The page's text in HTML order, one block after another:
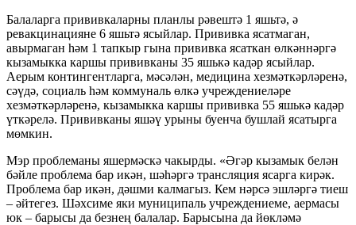
Балаларга прививкаларны планлы рәвештә 1 яшьтә, ә
ревакцинацияне 6 яшьтә ясыйлар. Прививка ясатмаган,
авырмаган һәм 1 тапкыр гына прививка ясаткан өлкәннәргә
кызамыкка каршы прививканы 35 яшькә кадәр ясыйлар.
Аерым контингентларга, мәсәлән, медицина хезмәткәрләренә,
сәүдә, социаль һәм коммуналь өлкә учреждениеләре
хезмәткәрләренә, кызамыкка каршы прививка 55 яшькә кадәр
үткәрелә. Прививканы яшәү урыны буенча бушлай ясатырга
мөмкин.
Мэр проблеманы яшермәскә чакырды. «Әгәр кызамык белән
бәйле проблема бар икән, шәһәргә трансляция ясарга кирәк.
Проблема бар икән, дәшми калмагыз. Кем нәрсә эшләргә тиеш
– әйтегез. Шәхсиме яки муниципаль учреждениеме, аермасы
юк – барысы да безнең балалар. Барысына да йөкләмә